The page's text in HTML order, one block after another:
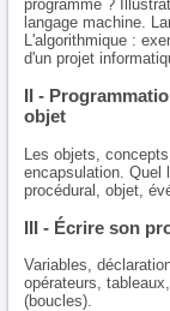
programme ?
langage machine.
L'algorithmique :
d'un projet
II -
objet
Les objets,
encapsulation. Quel
procédural, objet,
III - Écrire son
Variables,
opérateurs,
(boucles).